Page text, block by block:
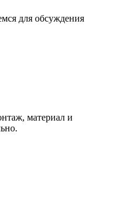
для обсуждения
материал и